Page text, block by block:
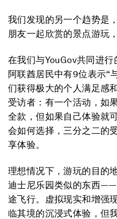
我们发现的另一个趋势是
朋友一起欣赏的景点游玩
在我们与YouGov共同进
阿联酋居民中有9位表示“
们获得极大的个人满足感
受访者：有一个活动，如
全款，但如果自己体验就
会如何选择，三分之二的
享体验。
理想情况下，游玩的目的
迪士尼乐园类似的东西
途飞行。虚拟现实和增强
临其境的沉浸式体验，但